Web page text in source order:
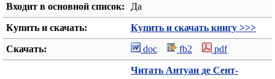
Входит в основной список: Да
Купить и скачать: Купить и скачать книгу >>>
Скачать: doc fb2 pdf
Читать Антуан де Сент-